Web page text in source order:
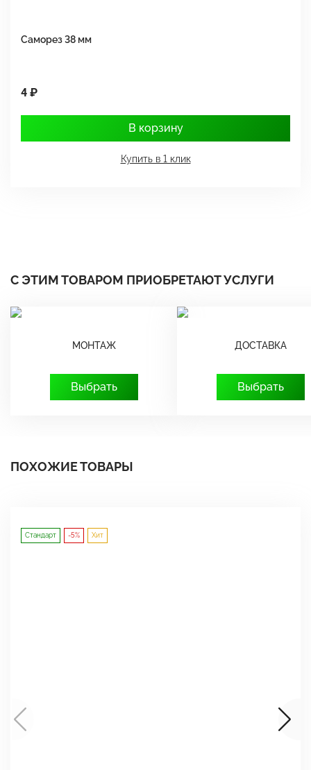
Саморез 38 мм
4 ₽
В корзину
Купить в 1 клик
С ЭТИМ ТОВАРОМ ПРИОБРЕТАЮТ УСЛУГИ
МОНТАЖ
Выбрать
ДОСТАВКА
Выбрать
ПОХОЖИЕ ТОВАРЫ
Стандарт -5% Хит